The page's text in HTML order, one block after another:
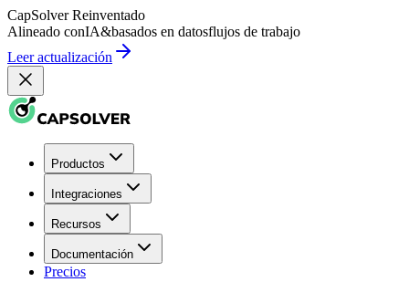
CapSolver Reinventado
Alineado conIA&basados en datosflujos de trabajo
Leer actualización
Productos
Integraciones
Recursos
Documentación
Precios